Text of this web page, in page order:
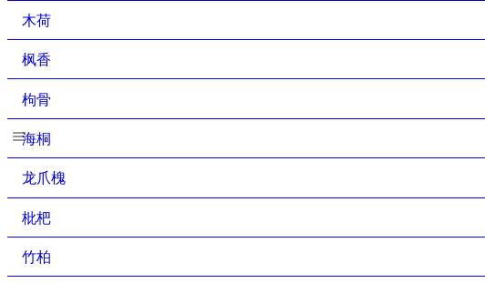
木荷
枫香
枸骨
海桐
龙爪槐
枇杷
竹柏